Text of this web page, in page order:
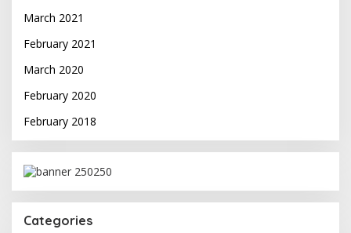
March 2021
February 2021
March 2020
February 2020
February 2018
Categories